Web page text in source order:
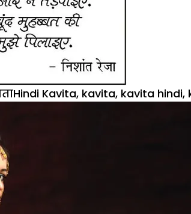
Tags
Hindi Kavita, kavita, kavita hindi,